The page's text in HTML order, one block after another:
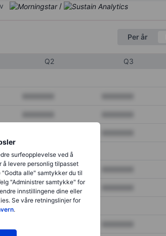
surfeopplevelse ved å
å levere personlig tilpasset
"Godta alle" samtykker du til
"Administrer samtykke" for
innstillingene dine eller
Se våre retningslinjer for
.
/
Per år
Q2 Q3
XXXXXXX
XXXXXXX